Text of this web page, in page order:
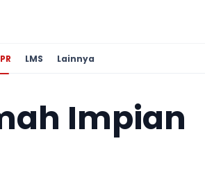
LMS Lainnya
Impian